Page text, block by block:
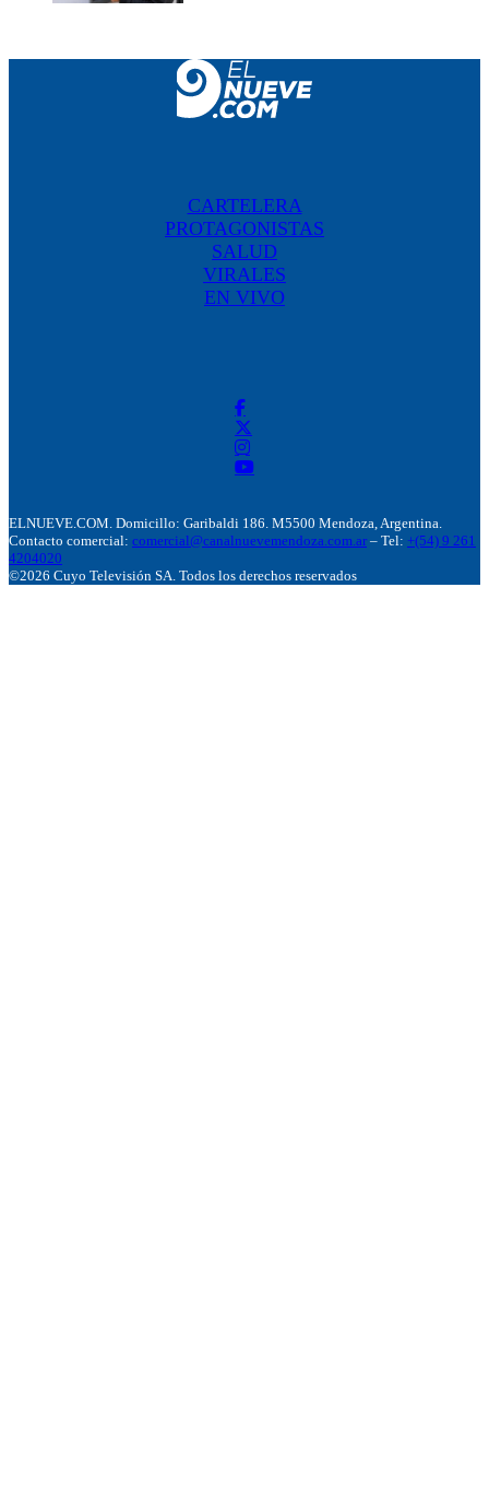
CARTELERA
PROTAGONISTAS
SALUD
VIRALES
EN VIVO
ELNUEVE.COM. Domicillo: Garibaldi 186. M5500 Mendoza, Argentina.
Contacto comercial: comercial@canalnuevemendoza.com.ar – Tel: +(54) 9 261
4204020
©2026 Cuyo Televisión SA. Todos los derechos reservados